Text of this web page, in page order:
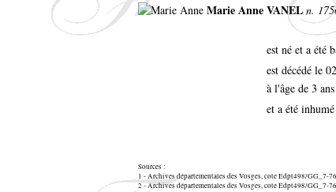
Marie Anne VANEL n.
est né et a été
est décédé le
à l'âge de 3 ans
et a été
Sources :
1 - Archives départementales des Vosges, cote Edpt498/GG_7-
2 - Archives départementales des Vosges, cote Edpt498/GG_7-